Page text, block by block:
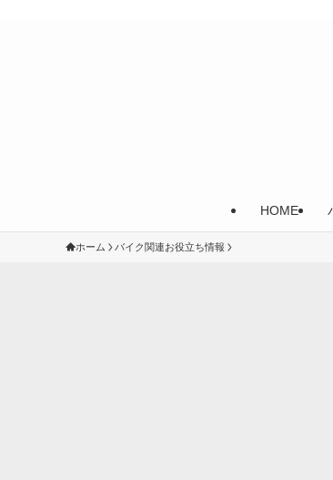
HOME
ホーム バイク関連お役立ち情報